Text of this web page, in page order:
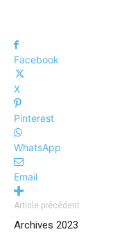
Facebook
X
Pinterest
WhatsApp
Email
Article précédent
Archives 2023